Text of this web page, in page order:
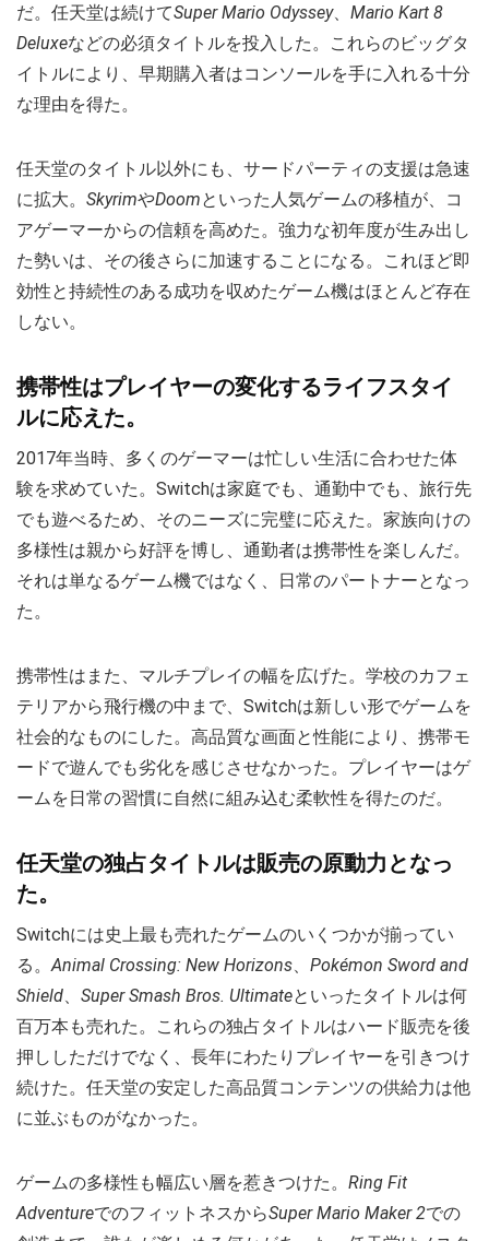
だ。任天堂は続けてSuper Mario Odyssey、 Mario Kart 8
Deluxeなどの必須タイトルを投入した。これらのビッグタ
イトルにより、早期購入者はコンソールを手に入れる十分
な理由を得た。
任天堂のタイトル以外にも、サードパーティの支援は急速
に拡大。 SkyrimやDoomといった人気ゲームの移植が、コ
アゲーマーからの信頼を高めた。強力な初年度が生み出し
た勢いは、その後さらに加速することになる。これほど即
効性と持続性のある成功を収めたゲーム機はほとんど存在
しない。
携帯性はプレイヤーの変化するライフスタイ
ルに応えた。
2017年当時、多くのゲーマーは忙しい生活に合わせた体
験を求めていた。Switchは家庭でも、通勤中でも、旅行先
でも遊べるため、そのニーズに完璧に応えた。家族向けの
多様性は親から好評を博し、通勤者は携帯性を楽しんだ。
それは単なるゲーム機ではなく、日常のパートナーとなっ
た。
携帯性はまた、マルチプレイの幅を広げた。学校のカフェ
テリアから飛行機の中まで、Switchは新しい形でゲームを
社会的なものにした。高品質な画面と性能により、携帯モ
ードで遊んでも劣化を感じさせなかった。プレイヤーはゲ
ームを日常の習慣に自然に組み込む柔軟性を得たのだ。
任天堂の独占タイトルは販売の原動力となっ
た。
Switchには史上最も売れたゲームのいくつかが揃ってい
る。 Animal Crossing: New Horizons
Pokémon Sword and
Shield
Super Smash Bros. Ultimateといったタイトルは何
百万本も売れた。これらの独占タイトルはハード販売を後
押ししただけでなく、長年にわたりプレイヤーを引きつけ
続けた。任天堂の安定した高品質コンテンツの供給力は他
に並ぶものがなかった。
ゲームの多様性も幅広い層を惹きつけた。 Ring Fit
AdventureでのフィットネスからSuper Mario Maker 2での